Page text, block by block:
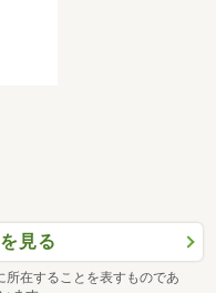
見る
在することを表すものであ